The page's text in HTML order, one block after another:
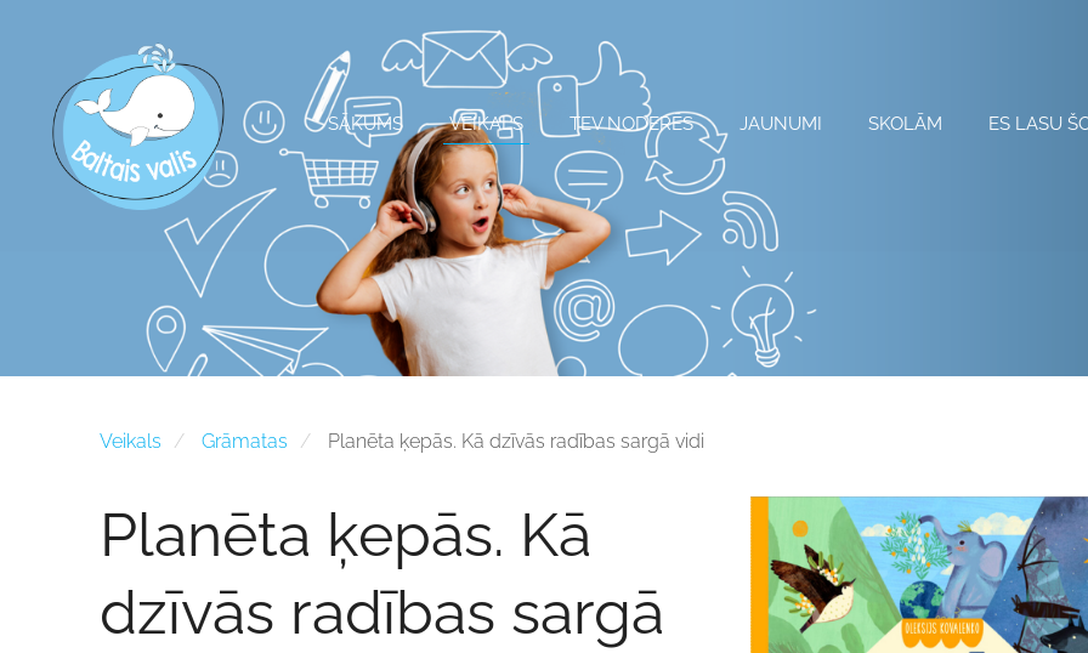
SĀKUMS VEIKALS TEV NODERĒS JAUNUMI SKOLĀM ES LASU
Veikals Grāmatas Planēta ķepās. Kā dzīvās radības sargā vidi
Planēta ķepās. Kā
dzīvās radības sargā